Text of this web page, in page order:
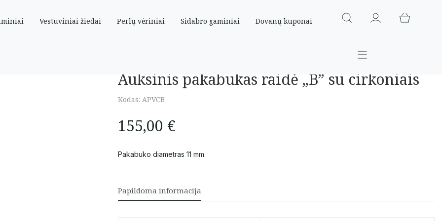
Vestuviniai žiedai Perlų vėriniai Sidabro gaminiai Dovanų kuponai
Auksinis pakabukas raidė „B” su cirkoniais
Kodas: APVCB
155,00 €
Pakabuko diametras 11 mm.
Papildoma informacija